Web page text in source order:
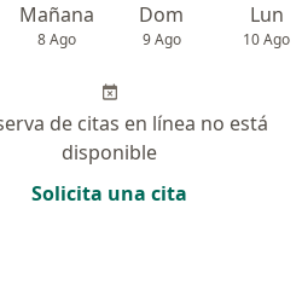
Mañana
8 Ago
Dom
9 Ago
Lun
10 Ago
de citas en línea no está
disponible
Solicita una cita